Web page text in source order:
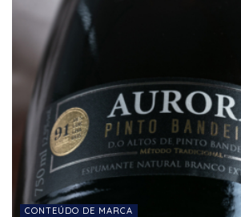
CONTEÚDO DE MARCA